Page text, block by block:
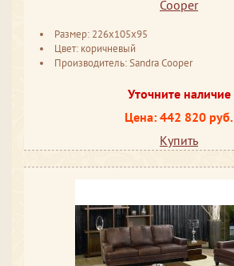
Cooper
Размер: 226x105x95
Цвет: коричневый
Производитель: Sandra Cooper
Уточните наличие
Цена: 442 820 руб.
Купить